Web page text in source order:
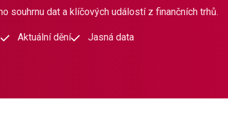
souhrnu dat a klíčových událostí z finančních trhů.
Aktuální dění Jasná data